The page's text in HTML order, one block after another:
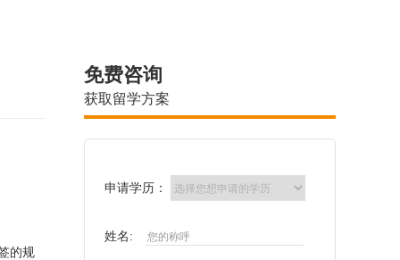
的规
免费咨询
获取留学方案
申请学历：
姓名: